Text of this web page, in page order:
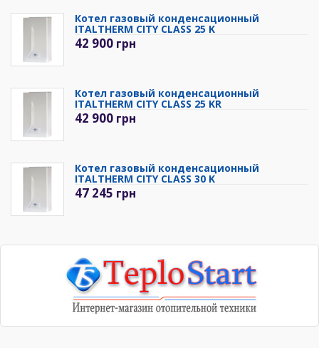
Котел газовый конденсационный
ITALTHERM CITY CLASS 25 K
42 900 грн
Котел газовый конденсационный
ITALTHERM CITY CLASS 25 KR
42 900 грн
Котел газовый конденсационный
ITALTHERM CITY CLASS 30 K
47 245 грн